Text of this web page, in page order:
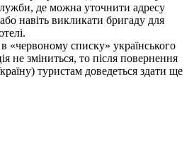
мене про новини, події та
ви погоджуєтесь зПравилами
конфіденційності
та даєте згоду на
де можна уточнити адресу
навіть викликати бригаду для
в «червоному списку» українського
не зміниться, то після повернення
туристам доведеться здати ще